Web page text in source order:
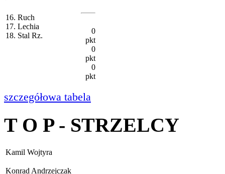
16. Ruch
17. Lechia
18. Stal Rz.
0
pkt
0
pkt
0
pkt
szczegółowa tabela
T O P - STRZELCY
Kamil Wojtyra
Konrad Andrzejczak